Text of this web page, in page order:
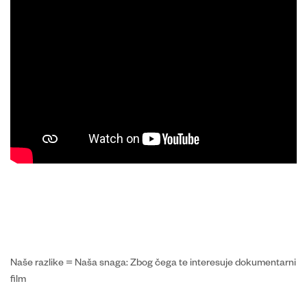
Naše razlike = Naša snaga: Zbog čega te interesuje dokumentarni
film